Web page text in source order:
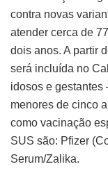
contra novas
atender cerca de
dois anos. A partir
será incluída no
idosos e gestantes
menores de cinco
como vacinação
SUS são: Pfizer
Serum/Zalika.